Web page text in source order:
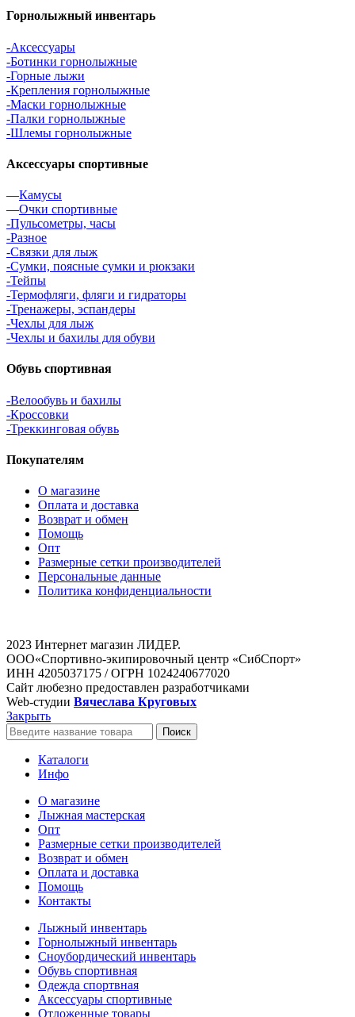
Горнолыжный инвентарь
-Аксессуары
-Ботинки горнолыжные
-Горные лыжи
-Крепления горнолыжные
-Маски горнолыжные
-Палки горнолыжные
-Шлемы горнолыжные
Аксессуары спортивные
—Камусы
—Очки спортивные
-Пульсометры, часы
-Разное
-Связки для лыж
-Сумки, поясные сумки и рюкзаки
-Тейпы
-Термофляги, фляги и гидраторы
-Тренажеры, эспандеры
-Чехлы для лыж
-Чехлы и бахилы для обуви
Обувь спортивная
-Велообувь и бахилы
-Кроссовки
-Треккинговая обувь
Покупателям
О магазине
Оплата и доставка
Возврат и обмен
Помощь
Опт
Размерные сетки производителей
Персональные данные
Политика конфиденциальности
2023 Интернет магазин ЛИДЕР.
ООО«Спортивно-экипировочный центр «СибСпорт»
ИНН 4205037175 / ОГРН 1024240677020
Сайт любезно предоставлен разработчиками
Web-студии Вячеслава Круговых
Закрыть
Поиск
Каталоги
Инфо
О магазине
Лыжная мастерская
Опт
Размерные сетки производителей
Возврат и обмен
Оплата и доставка
Помощь
Контакты
Лыжный инвентарь
Горнолыжный инвентарь
Сноубордический инвентарь
Обувь спортивная
Одежда спортвная
Аксессуары спортивные
Отложенные товары